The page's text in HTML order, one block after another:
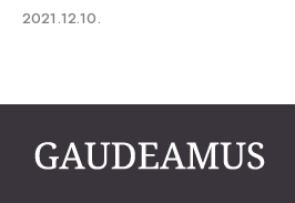
Published
2021.12.10.